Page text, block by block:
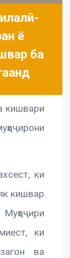
ё
ба
кишвари
ки
кишвар
ки
ва